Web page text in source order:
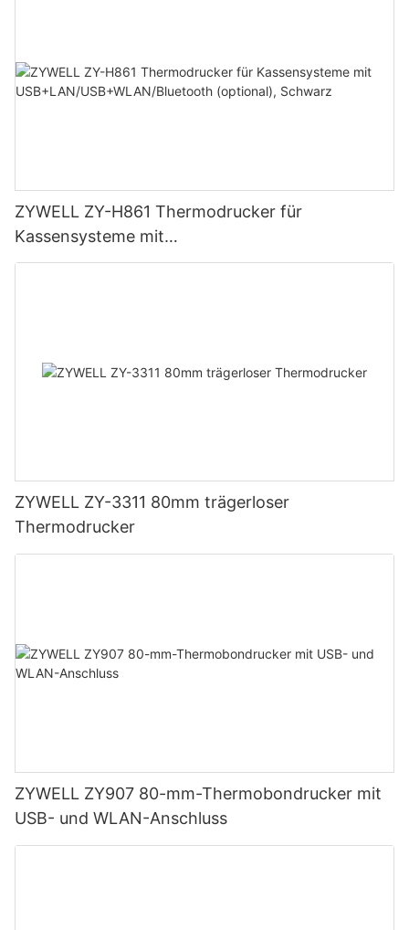
ZYWELL ZY-H861 Thermodrucker für
Kassensysteme mit
USB+LAN/USB+WLAN/Bluetooth (optional),
ZYWELL ZY-3311 80mm trägerloser
Thermodrucker
ZYWELL ZY907 80-mm-Thermobondrucker mit
USB- und WLAN-Anschluss